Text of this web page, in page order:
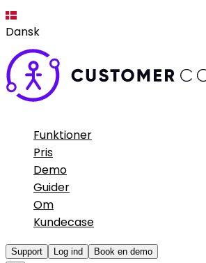
Dansk
Funktioner
Pris
Demo
Guider
Om
Kundecase
Support Log ind
Book en demo